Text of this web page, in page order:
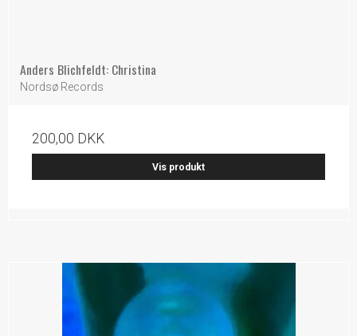
Anders Blichfeldt: Christina
Nordsø Records
200,00 DKK
Vis produkt